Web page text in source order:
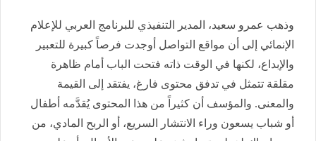
وذهب عمرو سعيد، المدير التنفيذي للبرنامج العربي للإعلام
الإنمائي إلى أن مواقع التواصل أوجدت فرصاً كبيرة للتعبير
والإبداع، لكنها في الوقت ذاته فتحت الباب أمام ظاهرة
مقلقة تتمثل في تدفق محتوى فارغ، يفتقد إلى القيمة
والمعنى. والمؤسف أن كثيراً من هذا المحتوى يُقدَّمه أطفال
أو شباب يسعون وراء الانتشار السريع، أو الربح المادي، من